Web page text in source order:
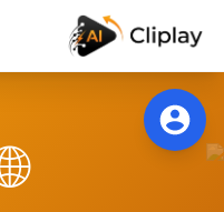
דלג לתוכן הראשי